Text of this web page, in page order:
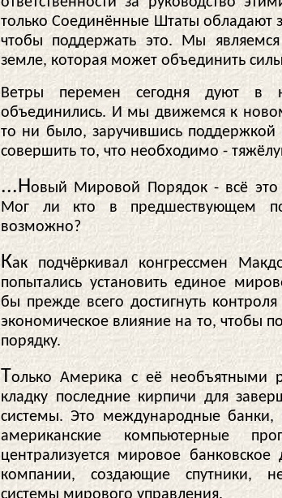
только Соединённые Штаты обладают
чтобы поддержать это. Мы
земле, которая может объединить
Ветры перемен сегодня дуют в
объединились. И мы движемся к
то ни было, заручившись
совершить то, что необходимо -
...Новый Мировой Порядок - всё
Мог ли кто в предшествующем
возможно?
Как подчёркивал конгрессмен
попытались установить единое
бы прежде всего достигнуть
экономическое влияние на то, чтобы
порядку.
Только Америка с её необъятными
кладку последние кирпичи для
системы. Это международные
американские компьютерные
централизуется мировое
компании, создающие спутники,
системы мирового управления.